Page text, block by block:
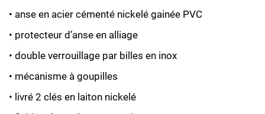
• anse en acier cémenté nickelé gainée PVC
• protecteur d’anse en alliage
• double verrouillage par billes en inox
• mécanisme à goupilles
• livré 2 clés en laiton nickelé